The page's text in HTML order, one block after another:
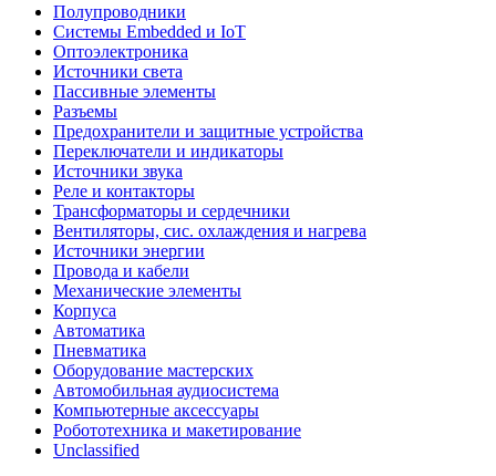
Полупроводники
Системы Embedded и IoT
Oптоэлектроника
Источники света
Пассивные элементы
Разъeмы
Предохранители и защитные устройства
Переключатели и индикаторы
Источники звука
Реле и контакторы
Трансформаторы и сердечники
Вентиляторы, сис. охлаждения и нагрева
Источники энергии
Провода и кабели
Механические элементы
Корпуса
Автоматика
Пневматика
Оборудование мастерских
Автомобильная аудиосистема
Компьютерные аксессуары
Робототехника и макетирование
Unclassified